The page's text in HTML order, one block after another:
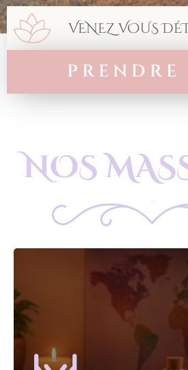
VENEZ VOUS
PRENDRE
NOS
massages de cultures et
variées. (lomi lomi,
tuina, acupressure,